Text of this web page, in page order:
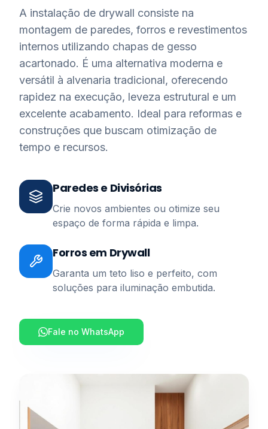
A instalação de drywall consiste na
montagem de paredes, forros e revestimentos
internos utilizando chapas de gesso
acartonado. É uma alternativa moderna e
versátil à alvenaria tradicional, oferecendo
rapidez na execução, leveza estrutural e um
excelente acabamento. Ideal para reformas e
construções que buscam otimização de
tempo e recursos.
Paredes e Divisórias
Crie novos ambientes ou otimize seu
espaço de forma rápida e limpa.
Forros em Drywall
Garanta um teto liso e perfeito, com
soluções para iluminação embutida.
Fale no WhatsApp